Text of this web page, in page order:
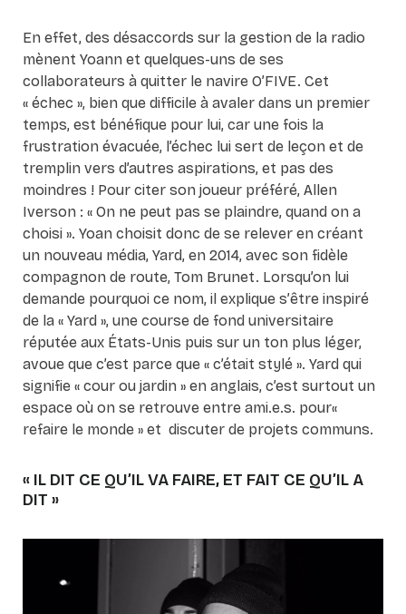
En effet, des désaccords sur la gestion de la radio
mènent Yoann et quelques-uns de ses
collaborateurs à quitter le navire O’FIVE. Cet
« échec », bien que difficile à avaler dans un premier
temps, est bénéfique pour lui, car une fois la
frustration évacuée, l’échec lui sert de leçon et de
tremplin vers d’autres aspirations, et pas des
moindres ! Pour citer son joueur préféré, Allen
Iverson : « On ne peut pas se plaindre, quand on a
choisi ». Yoan choisit donc de se relever en créant
un nouveau média, Yard, en 2014, avec son fidèle
compagnon de route, Tom Brunet. Lorsqu’on lui
demande pourquoi ce nom, il explique s’être inspiré
de la « Yard », une course de fond universitaire
réputée aux États-Unis puis sur un ton plus léger,
avoue que c’est parce que « c’était stylé ». Yard qui
signifie « cour ou jardin » en anglais, c’est surtout un
espace où on se retrouve entre ami.e.s. pour«
refaire le monde » et discuter de projets communs.
« IL DIT CE QU’IL VA FAIRE, ET FAIT CE QU’IL A
DIT »